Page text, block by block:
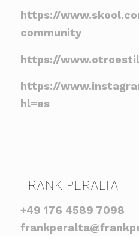
https://
community
https://
https://
hl=es
FRANK PERALTA
+49 176 4589 7098